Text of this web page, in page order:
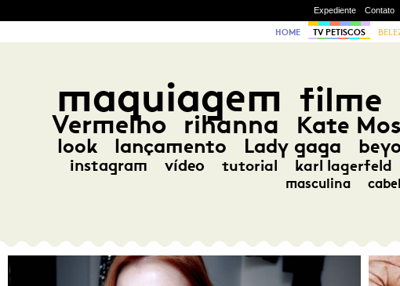
Expediente Contato
HOME TV PETISCOS
maquiagem filme
Vermelho rihanna Kate
look
lançamento Lady gaga
instagram vídeo tutorial karl lagerfeld
masculina